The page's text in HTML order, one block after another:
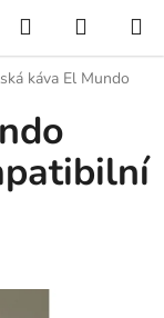
Hledat
KOŠÍK
káva El Mundo